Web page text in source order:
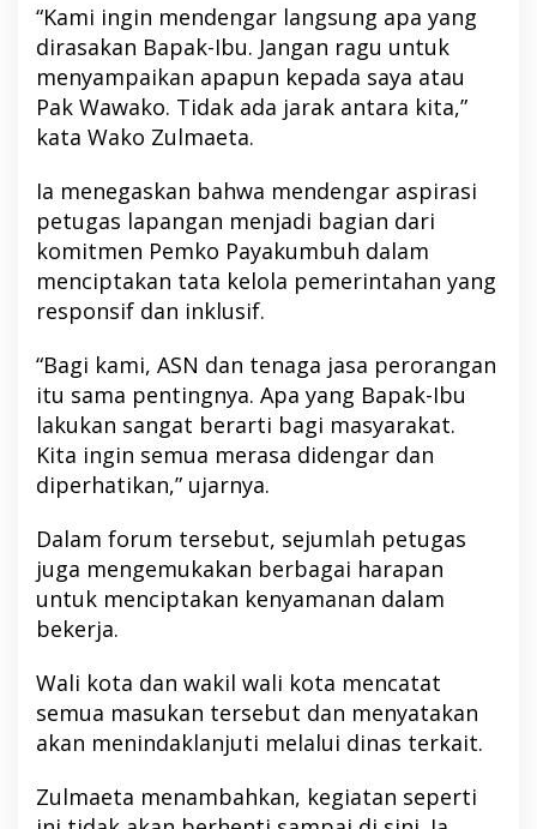
“Kami ingin mendengar langsung apa yang
dirasakan Bapak-Ibu. Jangan ragu untuk
menyampaikan apapun kepada saya atau
Pak Wawako. Tidak ada jarak antara kita,”
kata Wako Zulmaeta.
Ia menegaskan bahwa mendengar aspirasi
petugas lapangan menjadi bagian dari
komitmen Pemko Payakumbuh dalam
menciptakan tata kelola pemerintahan yang
responsif dan inklusif.
“Bagi kami, ASN dan tenaga jasa perorangan
itu sama pentingnya. Apa yang Bapak-Ibu
lakukan sangat berarti bagi masyarakat.
Kita ingin semua merasa didengar dan
diperhatikan,” ujarnya.
Dalam forum tersebut, sejumlah petugas
juga mengemukakan berbagai harapan
untuk menciptakan kenyamanan dalam
bekerja.
Wali kota dan wakil wali kota mencatat
semua masukan tersebut dan menyatakan
akan menindaklanjuti melalui dinas terkait.
Zulmaeta menambahkan, kegiatan seperti